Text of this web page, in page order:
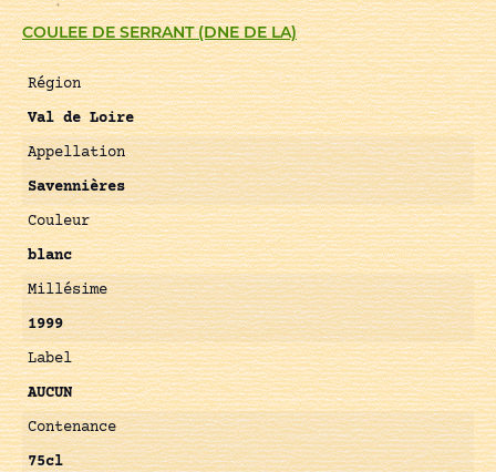
COULEE DE SERRANT (DNE DE LA)
Région
Val de Loire
Appellation
Savennières
Couleur
blanc
Millésime
1999
Label
AUCUN
Contenance
75cl